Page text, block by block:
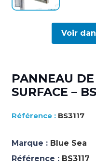
Voir
PANNEAU
SURFACE –
BS3117
Marque : Blue Sea
Référence : BS3117